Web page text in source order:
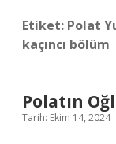
Etiket: Polat
kaçıncı bölüm
Polatın
Tarih: Ekim 14, 2024